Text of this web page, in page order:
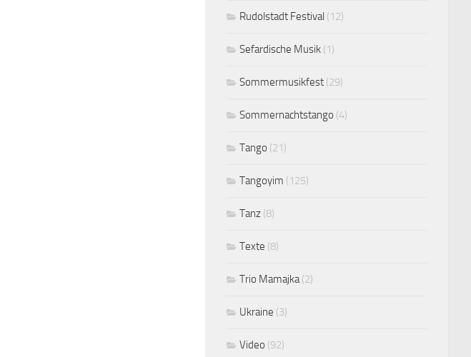
Rudolstadt Festival (12)
Sefardische Musik (1)
Sommermusikfest (29)
Sommernachtstango (4)
Tango (21)
Tangoyim (125)
Tanz (8)
Texte (8)
Trio Mamajka (2)
Ukraine (3)
Video (92)